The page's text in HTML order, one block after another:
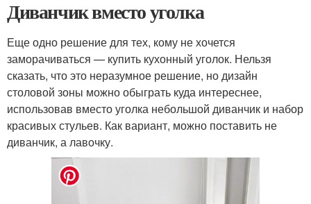
Диванчик вместо уголка
Еще одно решение для тех, кому не хочется
заморачиваться — купить кухонный уголок. Нельзя
сказать, что это неразумное решение, но дизайн
столовой зоны можно обыграть куда интереснее,
использовав вместо уголка небольшой диванчик и набор
красивых стульев. Как вариант, можно поставить не
диванчик, а лавочку.